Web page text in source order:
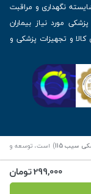
299,000تومان
نگهداری و مراقبت
مورد نیاز بیماران
و تجهیزات پزشکی و
می‌باشد
سیب 115 ) است، توسعه و